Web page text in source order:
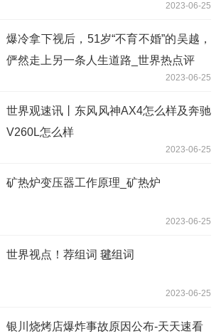
2023-06-25
爆冷拿下视后，51岁“不育不婚”的吴越，
俨然走上另一条人生道路_世界热点评
2023-06-25
世界观速讯丨东风风神AX4怎么样及奔驰
V260L怎么样
2023-06-25
矿热炉变压器工作原理_矿热炉
2023-06-25
世界视点！荐组词 毽组词
2023-06-25
银川烧烤店爆炸事故原因公布-天天速看